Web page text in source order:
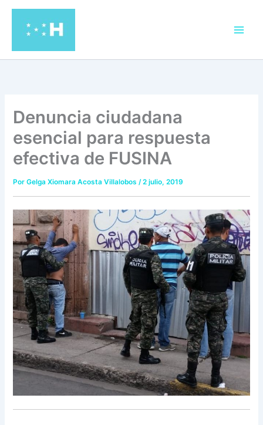
contenido
Denuncia ciudadana
esencial para respuesta
efectiva de FUSINA
PorGelga Xiomara Acosta Villalobos/2 julio, 2019